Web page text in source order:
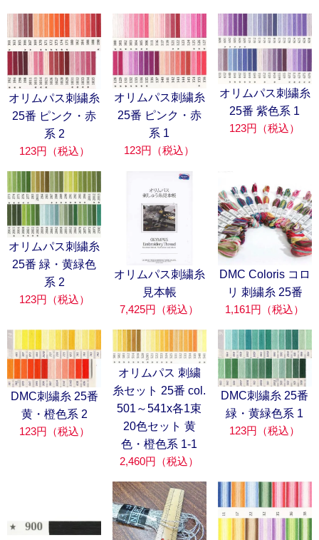
オリムパス刺繍糸
25番 ピンク・赤
系 2
123円（税込）
オリムパス刺繍糸
25番 ピンク・赤
系 1
123円（税込）
オリムパス刺繍糸
25番 紫色系 1
123円（税込）
オリムパス刺繍糸
25番 緑・黄緑色
系 2
123円（税込）
オリムパス刺繍糸
見本帳
7,425円（税込）
DMC Coloris コロ
リ 刺繍糸 25番
1,161円（税込）
DMC刺繍糸 25番
黄・橙色系 2
123円（税込）
オリムパス 刺繍
糸セット 25番 col.
501～541x各1束
20色セット 黄
色・橙色系 1-1
2,460円（税込）
DMC刺繍糸 25番
緑・黄緑色系 1
123円（税込）